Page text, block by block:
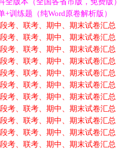
训练题（纯Word原卷解析版）
考、联考、期中、期末试卷汇总
考、联考、期中、期末试卷汇总
考、联考、期中、期末试卷汇总
考、联考、期中、期末试卷汇总
考、联考、期中、期末试卷汇总
考、联考、期中、期末试卷汇总
考、联考、期中、期末试卷汇总
考、联考、期中、期末试卷汇总
考、联考、期中、期末试卷汇总
考、联考、期中、期末试卷汇总
考、联考、期中、期末试卷汇总